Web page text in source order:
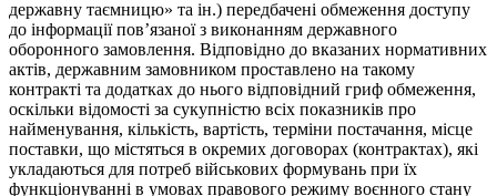
державну таємницю» та ін.) передбачені обмеження доступу
до інформації пов’язаної з виконанням державного
оборонного замовлення. Відповідно до вказаних нормативних
актів, державним замовником проставлено на такому
контракті та додатках до нього відповідний гриф обмеження,
оскільки відомості за сукупністю всіх показників про
найменування, кількість, вартість, терміни постачання, місце
поставки, що містяться в окремих договорах (контрактах), які
укладаються для потреб військових формувань при їх
функціонуванні в умовах правового режиму воєнного стану